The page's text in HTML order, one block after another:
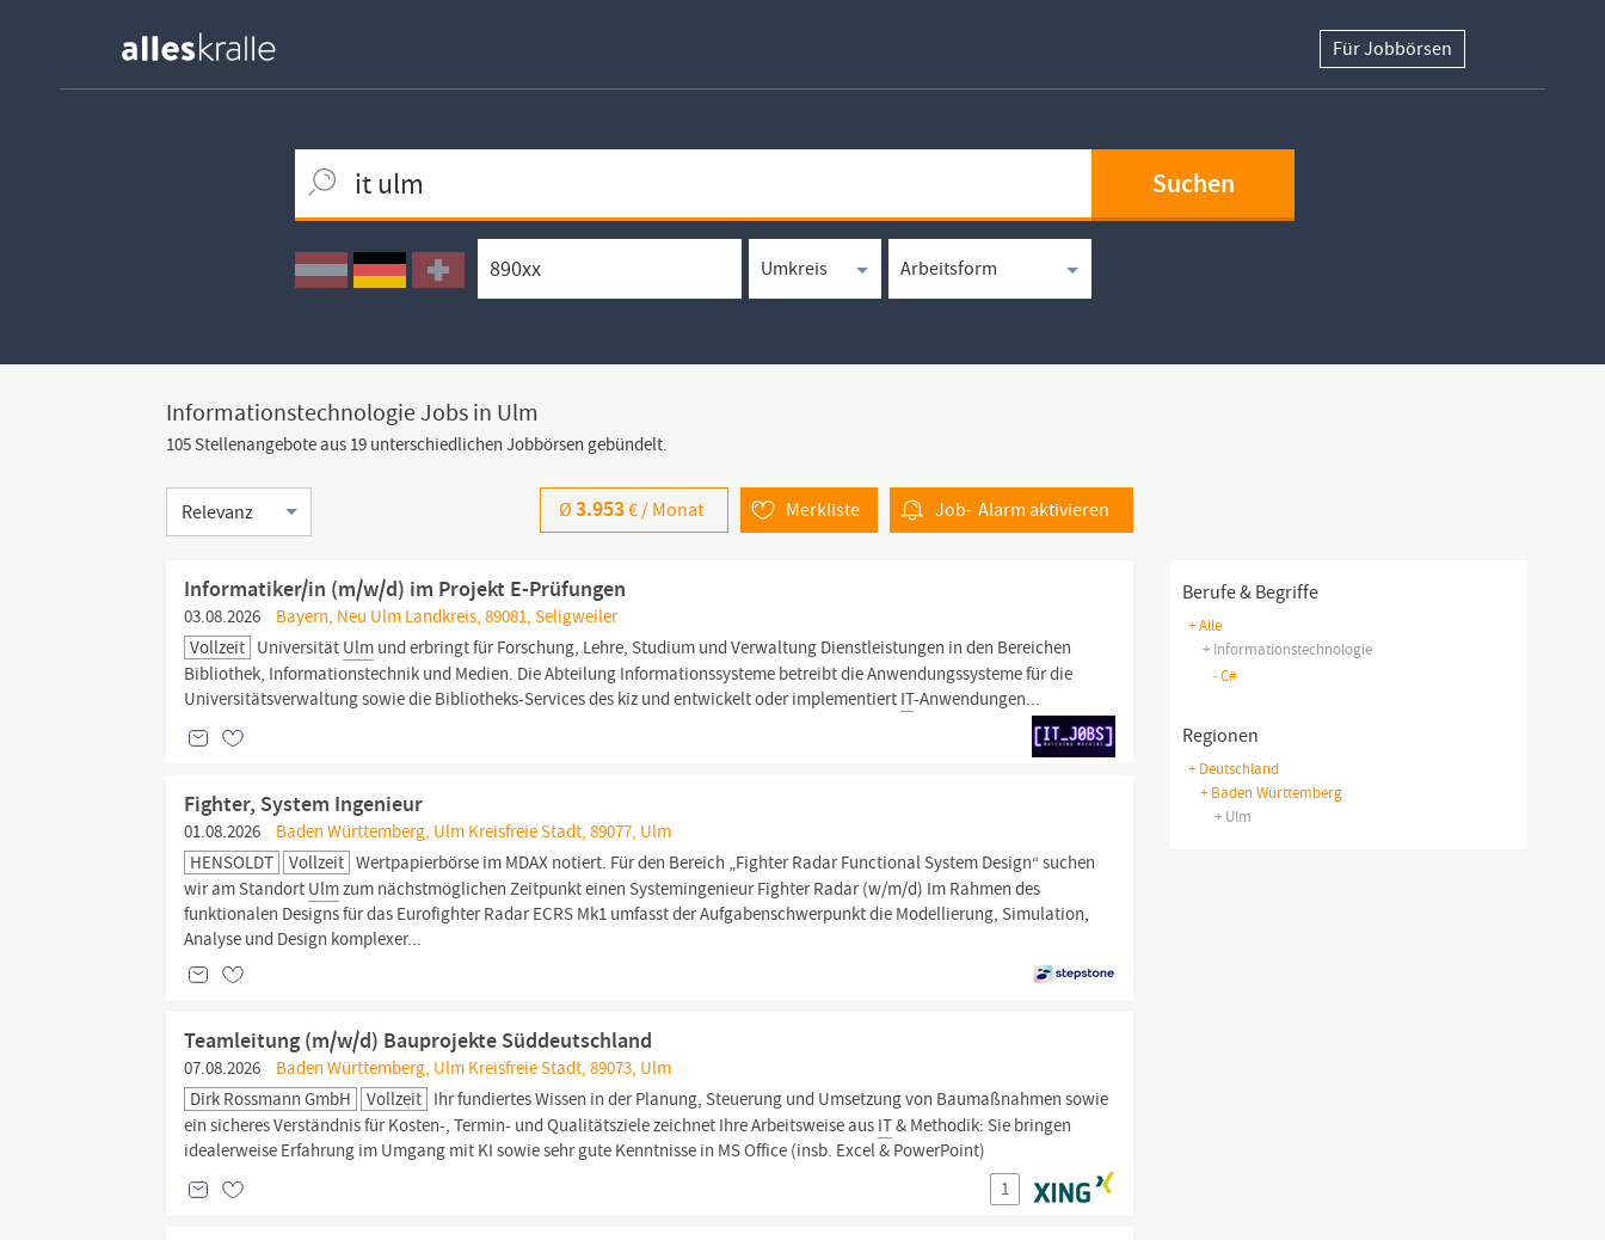
Für Jobbörsen
Ortssuche
Umkreissuche
Arbeitsform
Berufe & Begriffe
+ Alle
+ Informationstechnologie
-C#
Regionen
+ Deutschland
+ Baden Württemberg
+ Ulm
Informationstechnologie Jobs in Ulm
105 Stellenangebote aus 19 unterschiedlichen Jobbörsen gebündelt.
Sortierung Job- Alarmaktivieren
Merkliste
Ø3.953€ / Monat
Informatiker/in (m/w/d) im Projekt E-Prüfungen
03.08.2026
Bayern, Neu Ulm Landkreis, 89081, Seligweiler
Vollzeit Universität Ulm und erbringt für Forschung, Lehre, Studium und Verwaltung Dienstleistungen in den Bereichen
Bibliothek, Informationstechnik und Medien. Die Abteilung Informationssysteme betreibt die Anwendungssysteme für die
Universitätsverwaltung sowie die Bibliotheks-Services des kiz und entwickelt oder implementiert IT-Anwendungen...
Fighter, System Ingenieur
01.08.2026
Baden Württemberg, Ulm Kreisfreie Stadt, 89077, Ulm
HENSOLDT
Vollzeit Wertpapierbörse im MDAX notiert. Für den Bereich „Fighter Radar Functional System Design“ suchen
wir am Standort Ulmzum nächstmöglichen Zeitpunkt einen Systemingenieur Fighter Radar (w/m/d) Im Rahmen des
funktionalen Designs für das Eurofighter Radar ECRS Mk1 umfasst der Aufgabenschwerpunkt die Modellierung, Simulation,
Analyse und Design komplexer...
Teamleitung (m/w/d) Bauprojekte Süddeutschland
07.08.2026
Baden Württemberg, Ulm Kreisfreie Stadt, 89073, Ulm
Dirk Rossmann GmbH
Vollzeit Ihr fundiertes Wissen in der Planung, Steuerung und Umsetzung von Baumaßnahmen sowie
ein sicheres Verständnis für Kosten-, Termin- und Qualitätsziele zeichnet Ihre Arbeitsweise aus IT& Methodik: Sie bringen
idealerweise Erfahrung im Umgang mit KI sowie sehr gute Kenntnisse in MS Office (insb. Excel & PowerPoint)
1